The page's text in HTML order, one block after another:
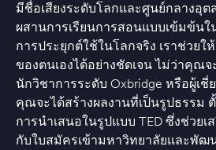
มีชื่อเสียงระดับโลกและศูนย์กลางอุ
ผสานการเรียนการสอนแบบเข้มข้นใ
การประยุกต์ใช้ในโลกจริง เราช่วย
ของตนเองได้อย่างชัดเจน ไม่ว่าคุณ
นักวิชาการระดับ Oxbridge หรือผู้เ
คุณจะได้สร้างผลงานที่เป็นรูปธรรม
การนำเสนอในรูปแบบ TED ซึ่งช่วย
กับใบสมัครเข้ามหาวิทยาลัยและพัฒ